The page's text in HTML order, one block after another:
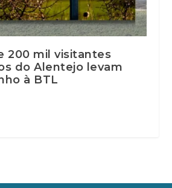
200 mil visitantes
do Alentejo levam
à BTL